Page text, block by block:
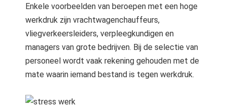
Enkele voorbeelden van beroepen met een hoge
werkdruk zijn vrachtwagenchauffeurs,
vliegverkeersleiders, verpleegkundigen en
managers van grote bedrijven. Bij de selectie van
personeel wordt vaak rekening gehouden met de
mate waarin iemand bestand is tegen werkdruk.
van